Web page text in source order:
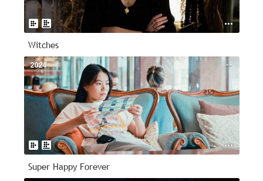
Witches
--
2024
Super Happy Forever